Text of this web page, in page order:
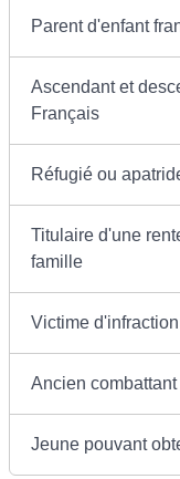
Parent d'enfant
Ascendant et
Français
Réfugié ou
Titulaire d'une
famille
Victime d'infraction
Ancien
Jeune pouvant